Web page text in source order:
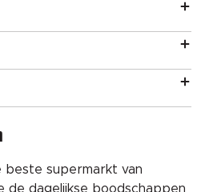
beste supermarkt van
de dagelijkse boodschappen